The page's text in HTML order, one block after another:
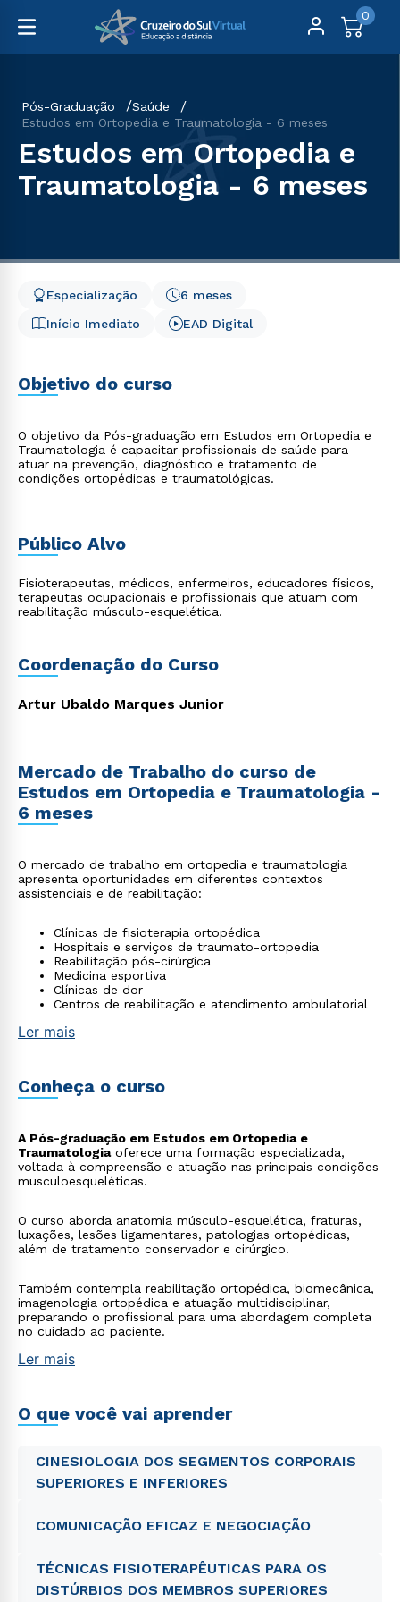
0
Pós-Graduação
Saúde
Estudos em Ortopedia e Traumatologia - 6 meses
Estudos em Ortopedia e
Traumatologia - 6 meses
Início Imediato
6 meses
Especialização
EAD Digital
Objetivo do curso
O objetivo da Pós-graduação em Estudos em Ortopedia e
Traumatologia é capacitar profissionais de saúde para
atuar na prevenção, diagnóstico e tratamento de
condições ortopédicas e traumatológicas.
Público Alvo
Fisioterapeutas, médicos, enfermeiros, educadores físicos,
terapeutas ocupacionais e profissionais que atuam com
reabilitação músculo-esquelética.
Coordenação do Curso
Artur Ubaldo Marques Junior
Mercado de Trabalho do curso de
Estudos em Ortopedia e Traumatologia -
6 meses
O mercado de trabalho em ortopedia e traumatologia
apresenta oportunidades em diferentes contextos
assistenciais e de reabilitação:
Clínicas de fisioterapia ortopédica
Hospitais e serviços de traumato-ortopedia
Reabilitação pós-cirúrgica
Medicina esportiva
Clínicas de dor
Centros de reabilitação e atendimento ambulatorial
Ler mais
Conheça o curso
A Pós-graduação em Estudos em Ortopedia e
Traumatologiaoferece uma formação especializada,
voltada à compreensão e atuação nas principais condições
musculoesqueléticas.
O curso aborda anatomia músculo-esquelética, fraturas,
luxações, lesões ligamentares, patologias ortopédicas,
além de tratamento conservador e cirúrgico.
Também contempla reabilitação ortopédica, biomecânica,
imagenologia ortopédica e atuação multidisciplinar,
preparando o profissional para uma abordagem completa
no cuidado ao paciente.
Ler mais
O que você vai aprender
CINESIOLOGIA DOS SEGMENTOS CORPORAIS
SUPERIORES E INFERIORES
COMUNICAÇÃO EFICAZ E NEGOCIAÇÃO
TÉCNICAS FISIOTERAPÊUTICAS PARA OS
DISTÚRBIOS DOS MEMBROS SUPERIORES